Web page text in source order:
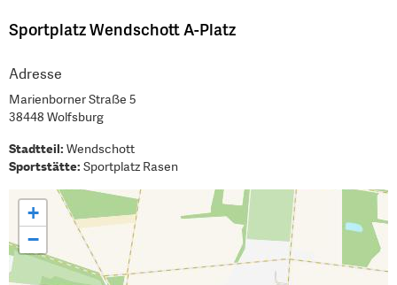
Sportplatz Wendschott A-Platz
Adresse
Marienborner Straße 5
38448 Wolfsburg
Stadtteil: Wendschott
Sportstätte: Sportplatz Rasen
+
−